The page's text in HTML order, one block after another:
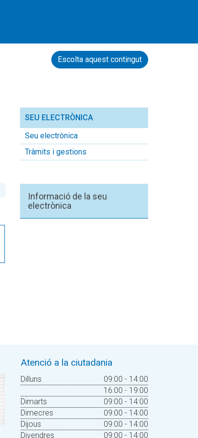
Escolta aquest contingut
SEU ELECTRÒNICA
Seu electrònica
Tràmits i gestions
Informació de la seu
electrònica
Atenció a la ciutadania
Dilluns
09:00 - 14:00
16:00 - 19:00
Dimarts
09:00 - 14:00
Dimecres
09:00 - 14:00
Dijous
09:00 - 14:00
Divendres
09:00 - 14:00